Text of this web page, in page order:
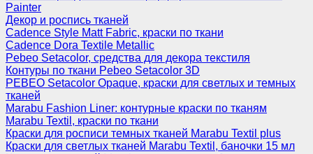
Painter
Декор и роспись тканей
Cadence Style Matt Fabric, краски по ткани
Cadence Dora Textile Metallic
Pebeo Setacolor, средства для декора текстиля
Контуры по ткани Pebeo Setacolor 3D
PEBEO Setacolor Opaque, краски для светлых и темных
тканей
Marabu Fashion Liner: контурные краски по тканям
Marabu Textil, краски по ткани
Краски для росписи темных тканей Marabu Textil plus
Краски для светлых тканей Marabu Textil, баночки 15 мл